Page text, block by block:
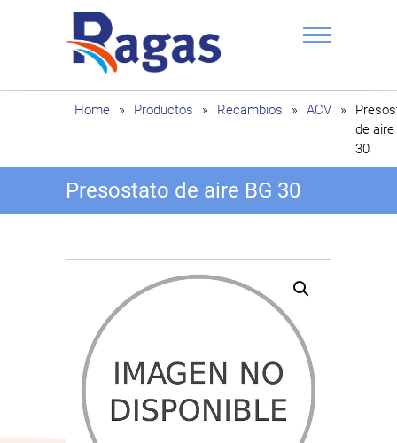
Ragas
Home » Productos » Recambios » ACV »
de aire
30
Presostato de aire BG 30